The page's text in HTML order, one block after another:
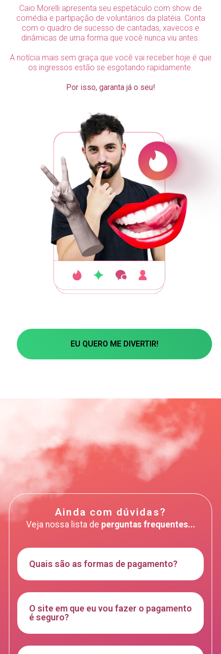
Caio Morelli apresenta seu espetáculo com show de
comédia e partipação de voluntários da platéia. Conta
com o quadro de sucesso de cantadas, xavecos e
dinâmicas de uma forma que você nunca viu antes.
A notícia mais sem graça que você vai receber hoje é que
os ingressos estão se esgotando rapidamente.
Por isso, garanta já o seu!
EU QUERO ME DIVERTIR!
Ainda com dúvidas?
Veja nossa lista de perguntas frequentes...
Quais são as formas de pagamento?
O site em que eu vou fazer o pagamento
é seguro?